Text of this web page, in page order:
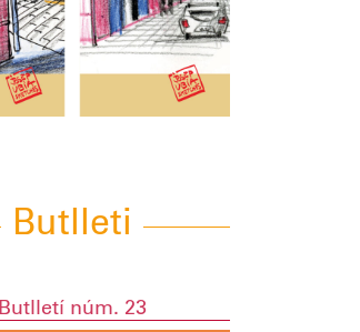
Butlleti
Butlletí núm. 23